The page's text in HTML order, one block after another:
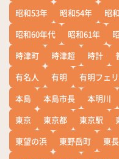
昭和53年
昭和54年 昭
昭和60年代
昭和61年
時津町
時津超 時計
有名人
有明 有明フェ
本島
本島市長 本明川
東京
東京都 東京駅
東望の浜
東野岳町 東